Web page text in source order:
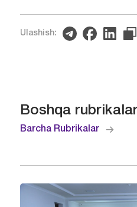
Ulashish:
Boshqa
Barcha Rubrikalar